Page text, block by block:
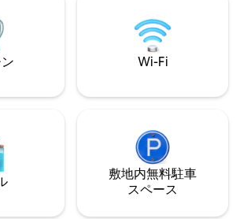
Wi-Fi
敷地内無料駐⁠車
ス⁠ペ⁠ー⁠ス